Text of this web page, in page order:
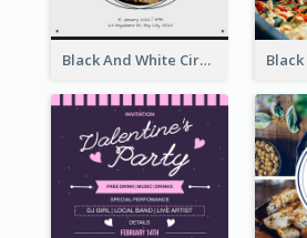
Black And White Circle Photo Thanksgiving Dinner Invitation